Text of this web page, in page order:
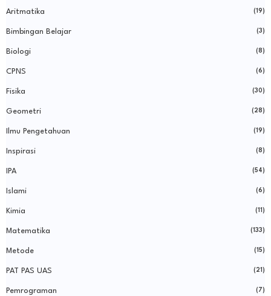
Aritmatika (19)
Bimbingan Belajar (3)
Biologi (8)
CPNS (6)
Fisika (30)
Geometri (28)
Ilmu Pengetahuan (19)
Inspirasi (8)
IPA (54)
Islami (6)
Kimia (11)
Matematika (133)
Metode (15)
PAT PAS UAS (21)
Pemrograman (7)